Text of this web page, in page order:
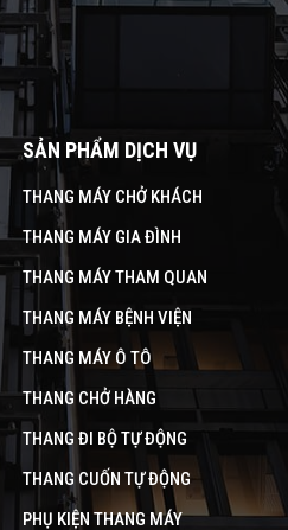
SẢN PHẨM DỊCH VỤ
THANG MÁY CHỞ KHÁCH
THANG MÁY GIA ĐÌNH
THANG MÁY THAM QUAN
THANG MÁY BỆNH VIỆN
THANG MÁY Ô TÔ
THANG CHỞ HÀNG
THANG ĐI BỘ TỰ ĐỘNG
THANG CUỐN TỰ ĐỘNG
PHỤ KIỆN THANG MÁY